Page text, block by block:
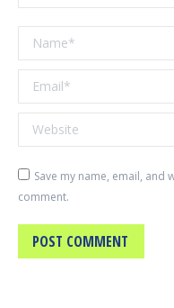
Name *
Email *
Website
Save my name, email, and
comment.
POST COMMENT